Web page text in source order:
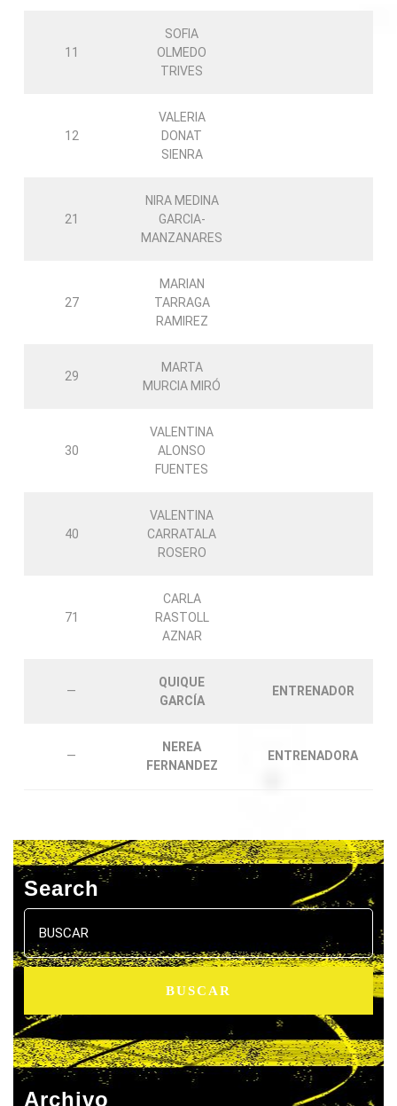
11
SOFIA
OLMEDO
TRIVES
12
VALERIA
DONAT
SIENRA
21
NIRA MEDINA
GARCIA-
MANZANARES
27
MARIAN
TARRAGA
RAMIREZ
29
MARTA
MURCIA MIRÓ
30
VALENTINA
ALONSO
FUENTES
40
VALENTINA
CARRATALA
ROSERO
71
CARLA
RASTOLL
AZNAR
—
QUIQUE
GARCÍA
ENTRENADOR
—
NEREA
FERNANDEZ
ENTRENADORA
Search
Buscar:
Archivo